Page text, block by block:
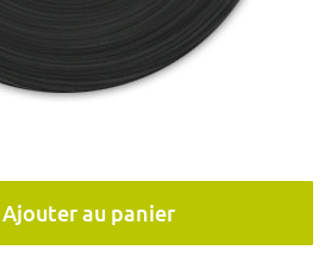
Ajouter au panier